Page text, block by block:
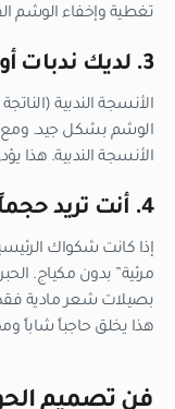
تغطية وإخفاء الوشم
3. لديك ندبات أو ثعلبة في منطقة الحاجب
الأنسجة الندبية
الوشم بشكل جيد. ومع
الأنسجة الندبية. هذا
4. أنت تريد حجماً حقيقياً، وليس مجرد لون
إذا كانت شكواك
مرئية” بدون مكياج.
بصيلات شعر مادية
هذا يخلق حاجباً شاباً
فن تصميم